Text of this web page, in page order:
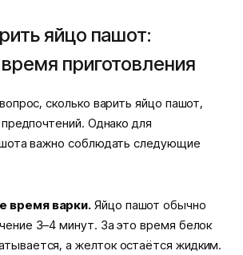
яйцо пашот:
приготовления
сколько варить яйцо пашот,
Однако для
важно соблюдать следующие
время варки. Яйцо пашот обычно
3–4 минут. За это время белок
а желток остаётся жидким.